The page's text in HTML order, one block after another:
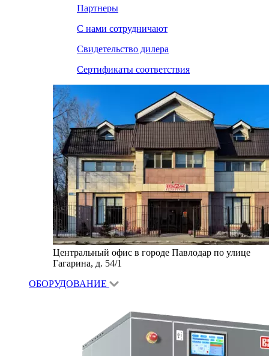
Партнеры
С нами сотрудничают
Свидетельство дилера
Сертификаты соответствия
Центральный офис в городе Павлодар по улице
Гагарина, д. 54/1
ОБОРУДОВАНИЕ